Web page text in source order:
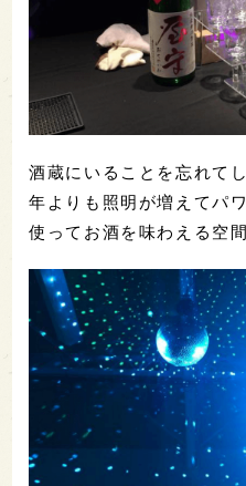
酒蔵にいることを忘れて
年よりも照明が増えてパ
使ってお酒を味わえる空